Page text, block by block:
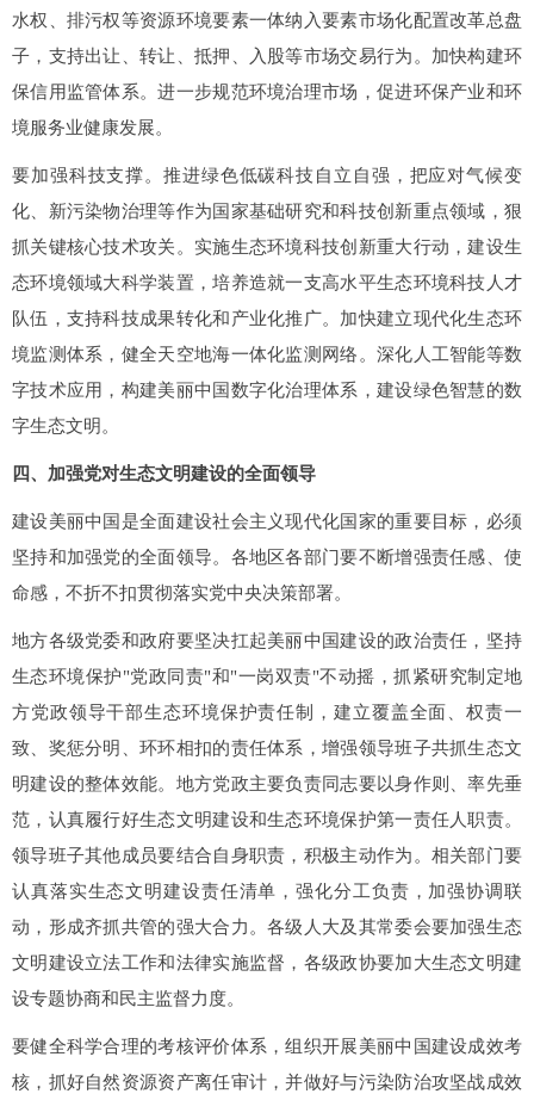
水权、排污权等资源环境要素一体纳入要素市场化配置改革总盘
子，支持出让、转让、抵押、入股等市场交易行为。加快构建环
保信用监管体系。进一步规范环境治理市场，促进环保产业和环
境服务业健康发展。
要加强科技支撑。推进绿色低碳科技自立自强，把应对气候变
化、新污染物治理等作为国家基础研究和科技创新重点领域，狠
抓关键核心技术攻关。实施生态环境科技创新重大行动，建设生
态环境领域大科学装置，培养造就一支高水平生态环境科技人才
队伍，支持科技成果转化和产业化推广。加快建立现代化生态环
境监测体系，健全天空地海一体化监测网络。深化人工智能等数
字技术应用，构建美丽中国数字化治理体系，建设绿色智慧的数
字生态文明。
四、加强党对生态文明建设的全面领导
建设美丽中国是全面建设社会主义现代化国家的重要目标，必须
坚持和加强党的全面领导。各地区各部门要不断增强责任感、使
命感，不折不扣贯彻落实党中央决策部署。
地方各级党委和政府要坚决扛起美丽中国建设的政治责任，坚持
生态环境保护"党政同责"和"一岗双责"不动摇，抓紧研究制定地
方党政领导干部生态环境保护责任制，建立覆盖全面、权责一
致、奖惩分明、环环相扣的责任体系，增强领导班子共抓生态文
明建设的整体效能。地方党政主要负责同志要以身作则、率先垂
范，认真履行好生态文明建设和生态环境保护第一责任人职责。
领导班子其他成员要结合自身职责，积极主动作为。相关部门要
认真落实生态文明建设责任清单，强化分工负责，加强协调联
动，形成齐抓共管的强大合力。各级人大及其常委会要加强生态
文明建设立法工作和法律实施监督，各级政协要加大生态文明建
设专题协商和民主监督力度。
要健全科学合理的考核评价体系，组织开展美丽中国建设成效考
核，抓好自然资源资产离任审计，并做好与污染防治攻坚战成效